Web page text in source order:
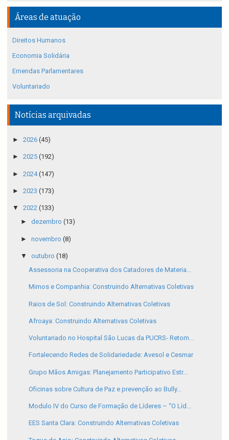
Áreas de atuação
Direitos Humanos
Economia Solidária
Emendas Parlamentares
Voluntariado
Notícias arquivadas
► 2026 (45)
► 2025 (192)
► 2024(147)
► 2023 (173)
▼ 2022 (133)
► dezembro (13)
► novembro (8)
▼ outubro (18)
Assessoria na Cooperativa dos Catadores de Materia...
Mimos e Companhia: Construindo Alternativas Coletivas
Raios de Sol: Construindo Alternativas Coletivas
Afroaya: Construindo Alternativas Coletivas
Voluntariado no Hospital São Lucas da PUCRS- Retom...
Fortalecendo Redes de Solidariedade: Avesol e Cesmar
Grupo Mãos Amigas: Planejamento Participativo Estr...
Oficinas sobre Cultura de Paz e prevenção ao Bully...
Modulo IV do Curso de Formação de Líderes – “O Líd...
EES Santa Clara: Construindo Alternativas Coletivas